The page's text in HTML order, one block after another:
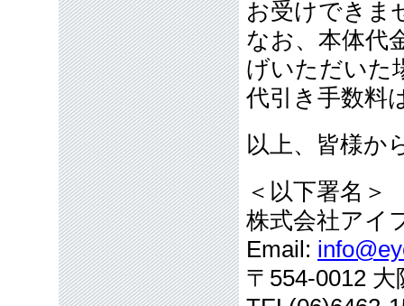
お受けできま
なお、本体代
げいただいた
代引き手数料
以上、皆様か
＜以下署名＞
株式会社アイ
Email:
〒554-0012